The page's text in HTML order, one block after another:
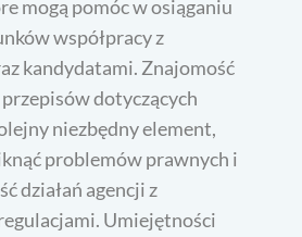
mogą pomóc w osiąganiu
współpracy z
kandydatami. Znajomość
dotyczących
niezbędny element,
problemów prawnych i
działań agencji z
Umiejętności